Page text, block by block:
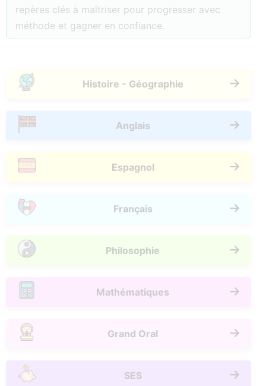
repères clés à maîtriser pour progresser avec
méthode et gagner en confiance.
Histoire - Géographie
Anglais
Espagnol
Français
Philosophie
Mathématiques
Grand Oral
SES